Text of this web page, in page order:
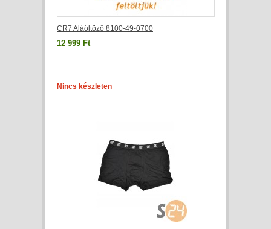
CR7 Aláöltöző 8100-49-0700
12 999 Ft
Nincs készleten